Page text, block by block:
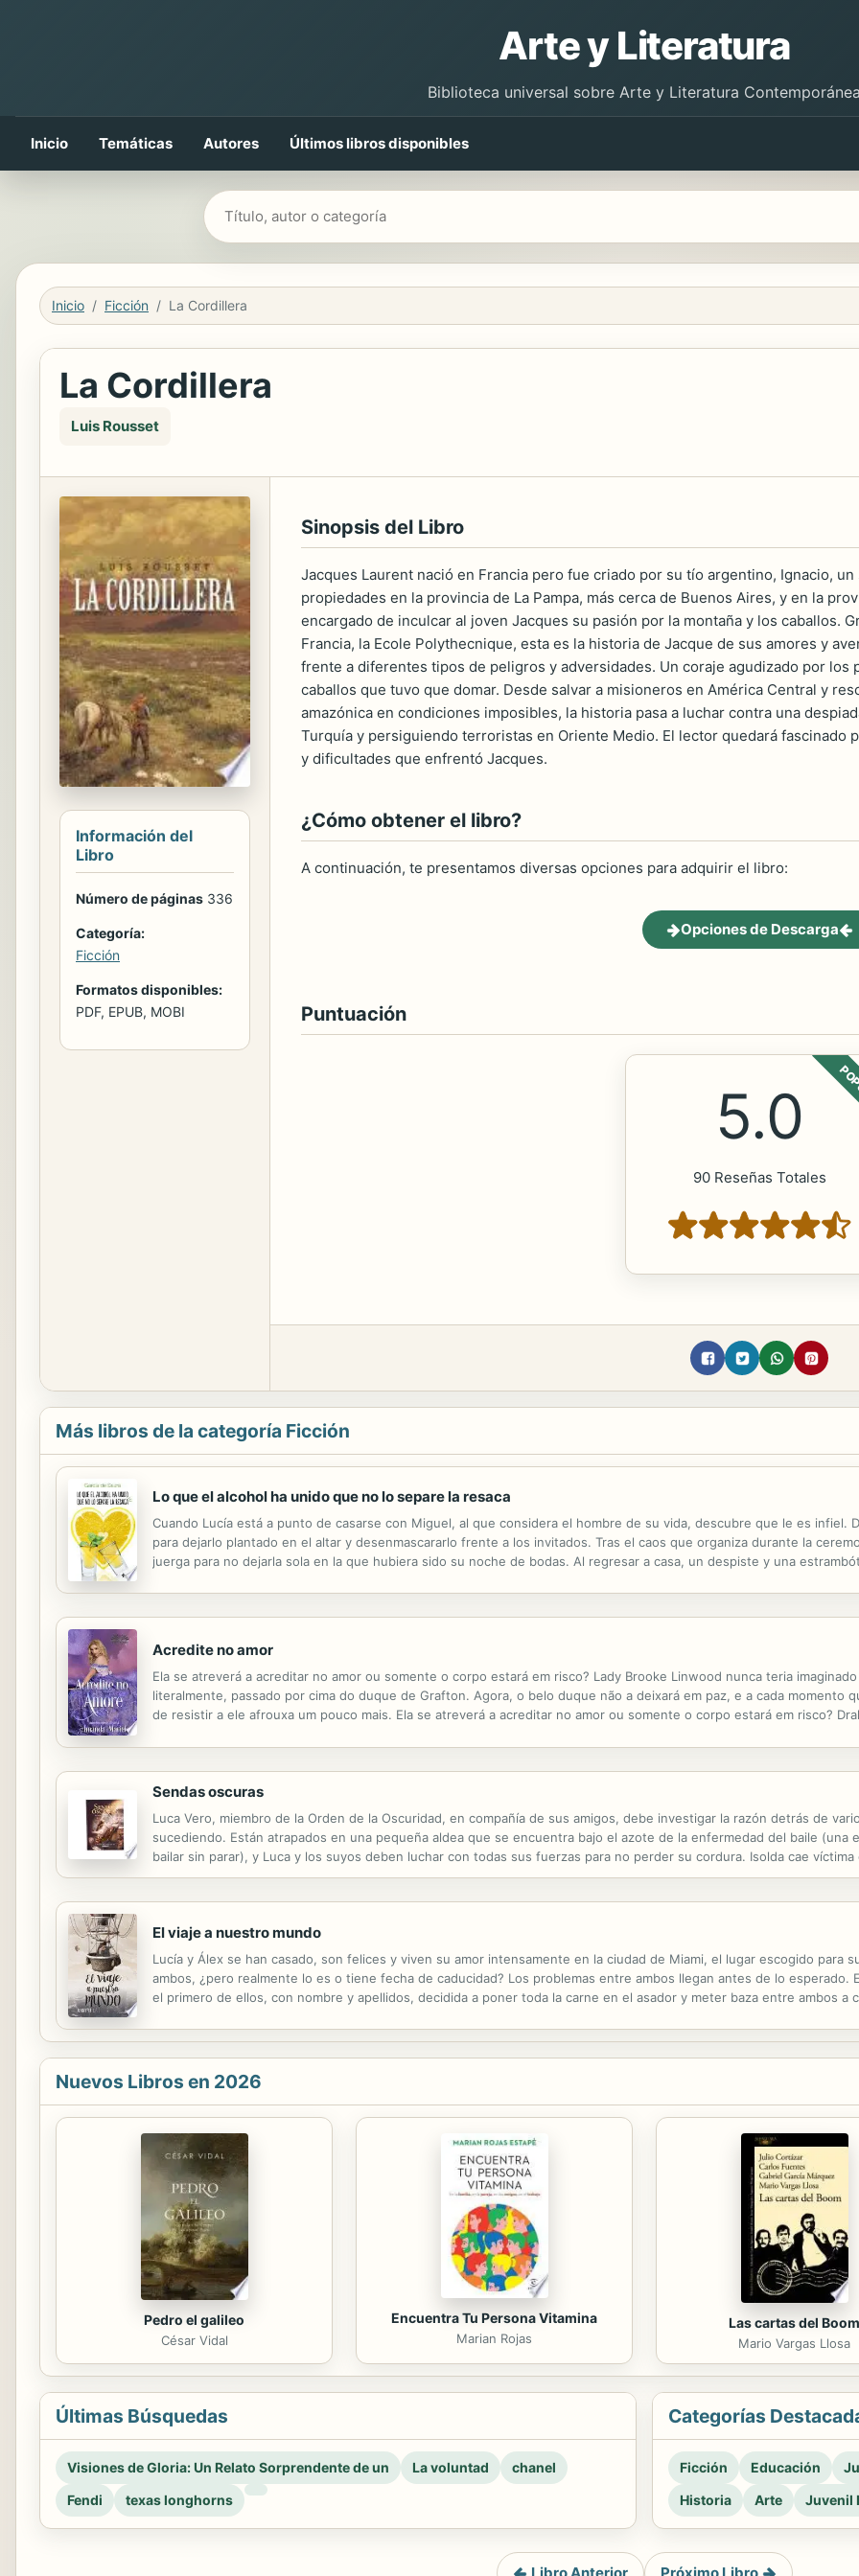
Arte y Literatura
Biblioteca universal sobre Arte y Literatura
Inicio Temáticas Autores Últimos libros disponibles
Buscar libros
Inicio Ficción La Cordillera
La Cordillera
Luis Rousset
Información del
Libro
Número de páginas 336
Categoría:
Ficción
Formatos disponibles:
PDF, EPUB, MOBI
Sinopsis del Libro
Jacques Laurent nació en Francia pero fue criado por su tío argentino, Ignacio,
propiedades en la provincia de La Pampa, más cerca de Buenos Aires, y en la
encargado de inculcar al joven Jacques su pasión por la montaña y los caballos.
Francia, la Ecole Polythecnique, esta es la historia de Jacque de sus amores y
frente a diferentes tipos de peligros y adversidades. Un coraje agudizado por
caballos que tuvo que domar. Desde salvar a misioneros en América Central y
amazónica en condiciones imposibles, la historia pasa a luchar contra una
Turquía y persiguiendo terroristas en Oriente Medio. El lector quedará fascinado
y dificultades que enfrentó Jacques.
¿Cómo obtener el libro?
A continuación, te presentamos diversas opciones para adquirir el libro:
Opciones de Descarga
Puntuación
5.0
90 Reseñas Totales
Más libros de la categoría Ficción
Lo que el alcohol ha unido que no lo separe la resaca
Cuando Lucía está a punto de casarse con Miguel, al que considera el hombre de su vida, descubre que le es infiel.
para dejarlo plantado en el altar y desenmascararlo frente a los invitados. Tras el caos que organiza durante la
juerga para no dejarla sola en la que hubiera sido su noche de bodas. Al regresar a casa, un despiste y una
Acredite no amor
Ela se atreverá a acreditar no amor ou somente o corpo estará em risco? Lady Brooke Linwood nunca teria
literalmente, passado por cima do duque de Grafton. Agora, o belo duque não a deixará em paz, e a cada momento
de resistir a ele afrouxa um pouco mais. Ela se atreverá a acreditar no amor ou somente o corpo estará em risco?
Sendas oscuras
Luca Vero, miembro de la Orden de la Oscuridad, en compañía de sus amigos, debe investigar la razón detrás de
sucediendo. Están atrapados en una pequeña aldea que se encuentra bajo el azote de la enfermedad del baile (una
bailar sin parar), y Luca y los suyos deben luchar con todas sus fuerzas para no perder su cordura. Isolda cae
de una muerte casi segura para cobrar venganza de quien pretendía asesinarla. Al final, los jóvenes del pueblo
El viaje a nuestro mundo
Lucía y Álex se han casado, son felices y viven su amor intensamente en la ciudad de Miami, el lugar escogido para
ambos, ¿pero realmente lo es o tiene fecha de caducidad? Los problemas entre ambos llegan antes de lo esperado.
el primero de ellos, con nombre y apellidos, decidida a poner toda la carne en el asador y meter baza entre ambos a
Nuevos Libros en 2026
Pedro el galileo
César Vidal
Encuentra Tu Persona Vitamina
Marian Rojas
Las cartas del Boom
Mario Vargas Llosa
Últimas Búsquedas
Visiones de Gloria: Un Relato Sorprendente de un La voluntad
chanel
Fendi
texas longhorns
Categorías
Ficción Educación
Historia
Arte Juvenil